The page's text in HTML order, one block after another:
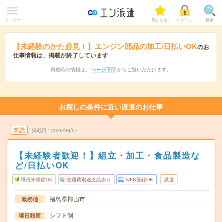
メニュー 気になる! ログイン 検索
【未経験のかた必見！】エンジン部品の加工/日払いOKのお
仕事情報は、掲載が終了しています
掲載時の情報は、 ページ下部 からご覧いただけます。
お探しの条件に近い派遣のお仕事
未読 掲載日 2026/08/07
【未経験者歓迎！】組立・加工・食品製造な
ど/日払いOK
職種未経験OK 交通費別途支給あり WEB登録OK 派遣
勤務地 福島県郡山市
曜日頻度 シフト制